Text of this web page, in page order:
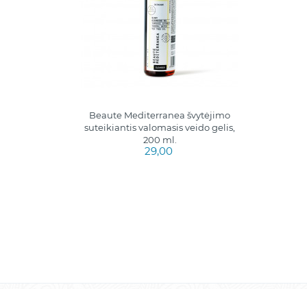
Beaute Mediterranea švytėjimo
suteikiantis valomasis veido gelis,
200 ml.
29,00